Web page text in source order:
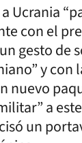
Ucrania
con el
gesto de
y con
nuevo
a
un